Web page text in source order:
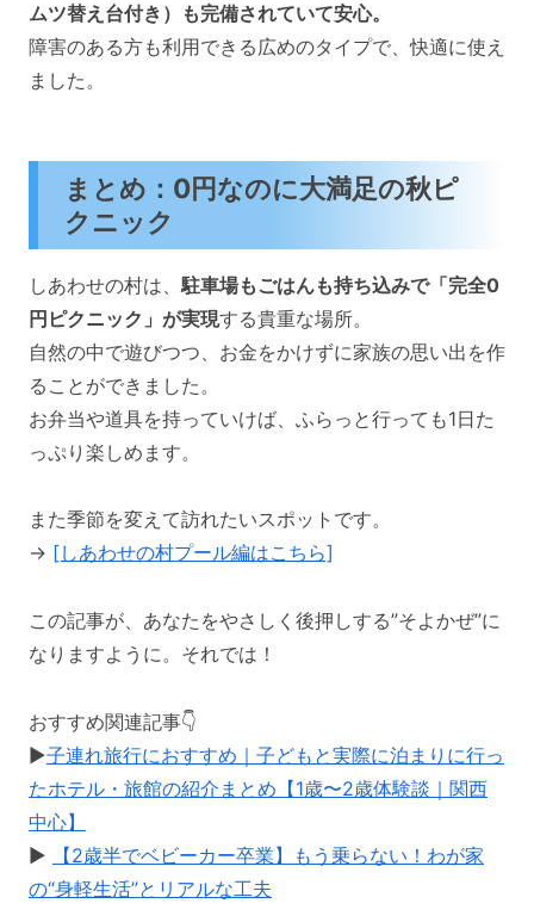
ムツ替え台付き）も完備されていて安心。
障害のある方も利用できる広めのタイプで、快適に使え
ました。
まとめ：0円なのに大満足の秋ピ
クニック
しあわせの村は、 駐車場もごはんも持ち込みで「完全0
円ピクニック」が実現する貴重な場所。
自然の中で遊びつつ、お金をかけずに家族の思い出を作
ることができました。
お弁当や道具を持っていけば、ふらっと行っても1日た
っぷり楽しめます。
また季節を変えて訪れたいスポットです。
→ [しあわせの村プール編はこちら]
この記事が、あなたをやさしく後押しする”そよかぜ”に
なりますように。それでは！
おすすめ関連記事👇
▶️子連れ旅行におすすめ｜子どもと実際に泊まりに行っ
たホテル・旅館の紹介まとめ【1歳〜2歳体験談｜関西
中心】
▶️
【2歳半でベビーカー卒業】もう乗らない！わが家
の“身軽生活”とリアルな工夫